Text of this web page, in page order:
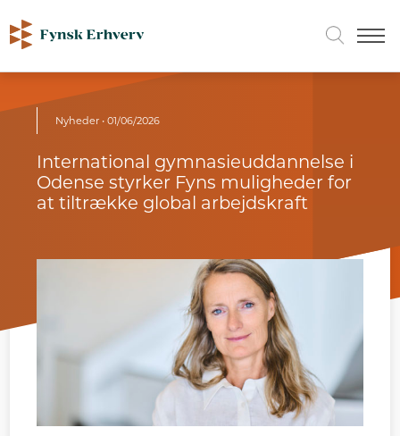
Nyheder• 01/06/2026
International gymnasieuddannelse i
Odense styrker Fyns muligheder for
at tiltrække global arbejdskraft